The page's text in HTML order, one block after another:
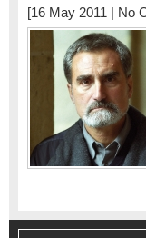
[16 May 2011 | No